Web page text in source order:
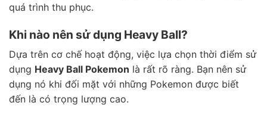
quá trình thu phục.
Khi nào nên sử dụng Heavy Ball?
Dựa trên cơ chế hoạt động, việc lựa chọn thời điểm sử
dụng Heavy Ball Pokemon là rất rõ ràng. Bạn nên sử
dụng nó khi đối mặt với những Pokemon được biết
đến là có trọng lượng cao.